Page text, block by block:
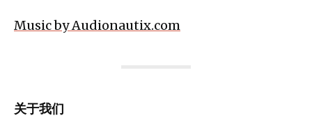
Music by Audionautix.com
关于我们